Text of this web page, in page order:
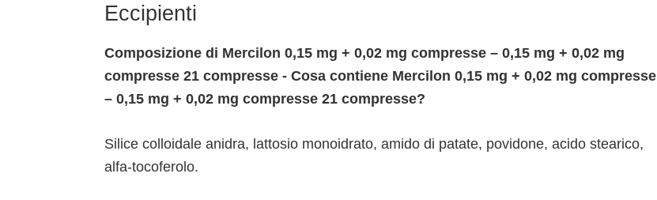
Eccipienti
Composizione di Mercilon 0,15 mg + 0,02 mg compresse – 0,15 mg + 0,02 mg
compresse 21 compresse - Cosa contiene Mercilon 0,15 mg + 0,02 mg compresse
– 0,15 mg + 0,02 mg compresse 21 compresse?
Silice colloidale anidra, lattosio monoidrato, amido di patate, povidone, acido stearico,
alfa-tocoferolo.